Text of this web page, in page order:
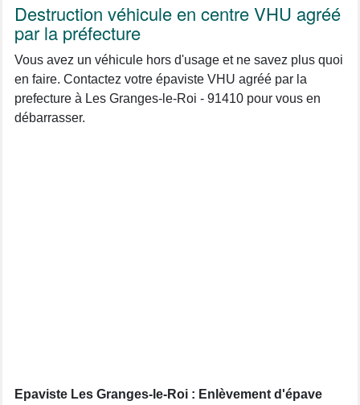
Destruction véhicule en centre VHU agréé
par la préfecture
Vous avez un véhicule hors d'usage et ne savez plus quoi
en faire. Contactez votre épaviste VHU agréé par la
prefecture à Les Granges-le-Roi - 91410 pour vous en
débarrasser.
Epaviste Les Granges-le-Roi : Enlèvement d'épave